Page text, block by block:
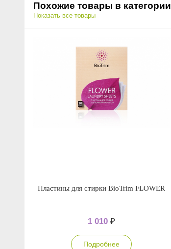
Похожие товары в категории
Показать все товары
Пластины для стирки BioTrim FLOWER
1 010 ₽
Подробнее